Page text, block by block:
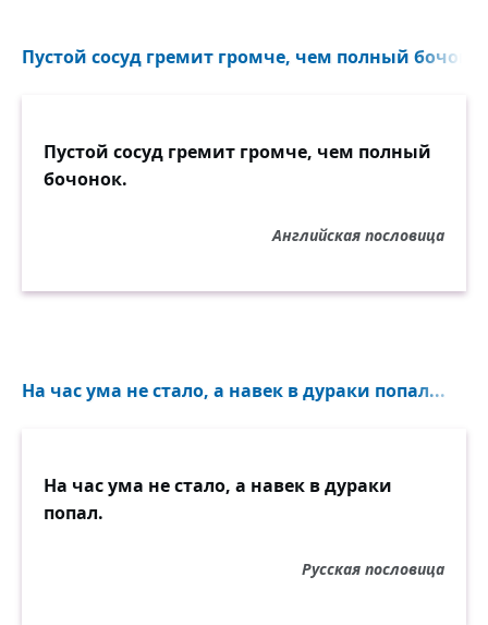
Пустой сосуд гремит громче, чем полный
Пустой сосуд гремит громче, чем полный
бочонок.
Английская пословица
На час ума не стало, а навек в дураки попал...
На час ума не стало, а навек в дураки
попал.
Русская пословица